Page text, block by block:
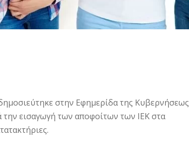
στην Εφημερίδα της Κυβερνήσεως
εισαγωγή των αποφοίτων των ΙΕΚ στα